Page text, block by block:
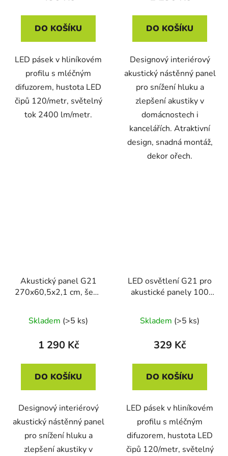
DO KOŠÍKU
LED pásek v hliníkovém
profilu s mléčným
difuzorem, hustota LED
čipů 120/metr, světelný
tok 2400 lm/metr.
DO KOŠÍKU
Designový interiérový
akustický nástěnný panel
pro snížení hluku a
zlepšení akustiky v
domácnostech i
kancelářích. Atraktivní
design, snadná montáž,
dekor ořech.
Akustický panel G21
270x60,5x2,1 cm, šedý
Skladem (>5 ks)
1 290 Kč
DO KOŠÍKU
Designový interiérový
akustický nástěnný panel
pro snížení hluku a
zlepšení akustiky v
LED osvětlení G21 pro
akustické panely 100
Skladem (>5 ks)
329 Kč
DO KOŠÍKU
LED pásek v hliníkovém
profilu s mléčným
difuzorem, hustota LED
čipů 120/metr, světelný